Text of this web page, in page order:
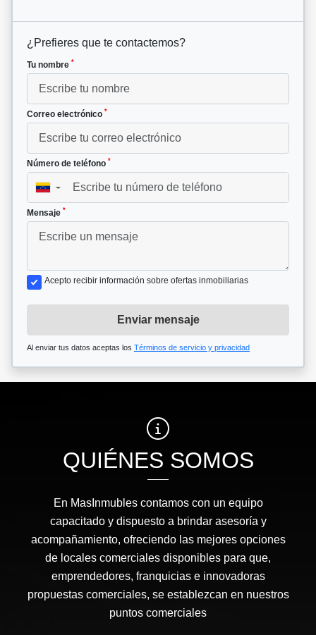
¿Prefieres que te contactemos?
Tu nombre *
Correo electrónico *
Número de teléfono *
▼
Mensaje *
Acepto recibir información sobre ofertas inmobiliarias
Enviar mensaje
Al enviar tus datos aceptas los Términos de servicio y privacidad
QUIÉNES SOMOS
En MasInmubles contamos con un equipo
capacitado y dispuesto a brindar asesoría y
acompañamiento, ofreciendo las mejores opciones
de locales comerciales disponibles para que,
emprendedores, franquicias e innovadoras
propuestas comerciales, se establezcan en nuestros
puntos comerciales